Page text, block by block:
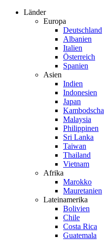
Zum
Länder
Europa
Deutschland
Albanien
Italien
Österreich
Spanien
Asien
Indien
Indonesien
Japan
Kambodscha
Malaysia
Philippinen
Sri Lanka
Taiwan
Thailand
Vietnam
Afrika
Marokko
Mauretanien
Lateinamerika
Bolivien
Chile
Costa Rica
Guatemala